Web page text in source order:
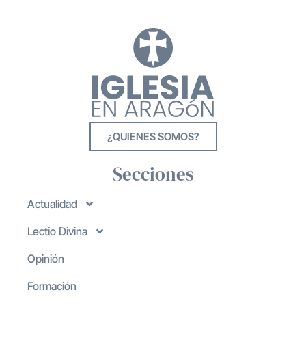
¿QUIENES SOMOS?
Secciones
Actualidad
Lectio Divina
Opinión
Formación